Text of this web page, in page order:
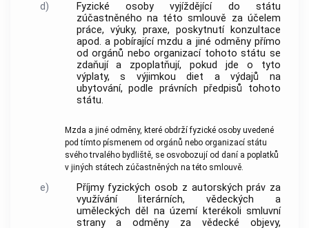
d)
Fyzické osoby vyjíždějící do státu
zúčastněného na této smlouvě za účelem
práce, výuky, praxe, poskytnutí konzultace
apod. a pobírající mzdu a jiné odměny přímo
od orgánů nebo organizací tohoto státu se
zdaňují a zpoplatňují, pokud jde o tyto
výplaty, s výjimkou diet a výdajů na
ubytování, podle právních předpisů tohoto
státu.
Mzda a jiné odměny, které obdrží fyzické osoby uvedené
pod tímto písmenem od orgánů nebo organizací státu
svého trvalého bydliště, se osvobozují od daní a poplatků
v jiných státech zúčastněných na této smlouvě.
e)
Příjmy fyzických osob z autorských práv za
využívání literárních, vědeckých a
uměleckých děl na území kterékoli smluvní
strany a odměny za vědecké objevy,